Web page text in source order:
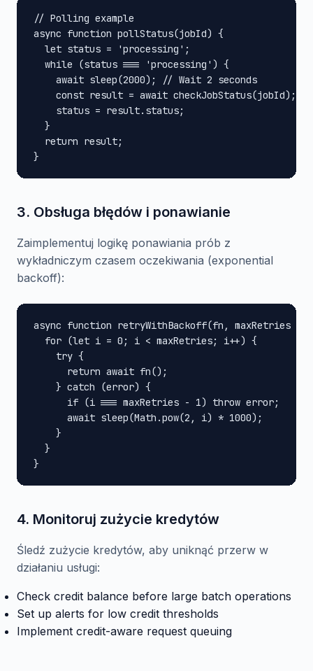
// Polling example
async function pollStatus(jobId) {
  let status = 'processing';
  while (status === 'processing') {
    await sleep(2000); // Wait 2 seconds
    const result = await checkJobStatus(jobId);
    status = result.status;
  }
  return result;
}
3. Obsługa błędów i ponawianie
Zaimplementuj logikę ponawiania prób z
wykładniczym czasem oczekiwania (exponential
backoff):
async function retryWithBackoff(fn, maxRetries =
  for (let i = 0; i < maxRetries; i++) {
    try {
      return await fn();
    } catch (error) {
      if (i === maxRetries - 1) throw error;
      await sleep(Math.pow(2, i) * 1000);
    }
  }
}
4. Monitoruj zużycie kredytów
Śledź zużycie kredytów, aby uniknąć przerw w
działaniu usługi:
Check credit balance before large batch operations
Set up alerts for low credit thresholds
Implement credit-aware request queuing